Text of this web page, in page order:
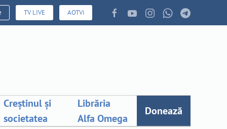
TV LIVE AOTVi
Creștinul și
societatea
Librăria
Alfa Omega
Donează